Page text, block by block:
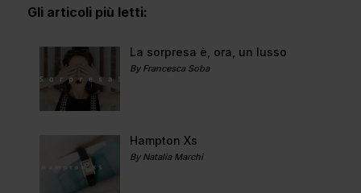
Gli articoli più letti:
La sorpresa è, ora, un lusso
By Francesca Soba
Hampton Xs
By Natalia Marchi